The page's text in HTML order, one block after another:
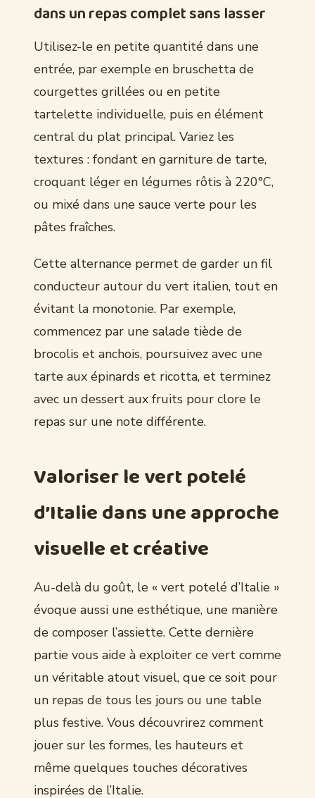
dans un repas complet sans lasser
Utilisez-le en petite quantité dans une
entrée, par exemple en bruschetta de
courgettes grillées ou en petite
tartelette individuelle, puis en élément
central du plat principal. Variez les
textures : fondant en garniture de tarte,
croquant léger en légumes rôtis à 220°C,
ou mixé dans une sauce verte pour les
pâtes fraîches.
Cette alternance permet de garder un fil
conducteur autour du vert italien, tout en
évitant la monotonie. Par exemple,
commencez par une salade tiède de
brocolis et anchois, poursuivez avec une
tarte aux épinards et ricotta, et terminez
avec un dessert aux fruits pour clore le
repas sur une note différente.
Valoriser le vert potelé
d’Italie dans une approche
visuelle et créative
Au-delà du goût, le « vert potelé d’Italie »
évoque aussi une esthétique, une manière
de composer l’assiette. Cette dernière
partie vous aide à exploiter ce vert comme
un véritable atout visuel, que ce soit pour
un repas de tous les jours ou une table
plus festive. Vous découvrirez comment
jouer sur les formes, les hauteurs et
même quelques touches décoratives
inspirées de l’Italie.